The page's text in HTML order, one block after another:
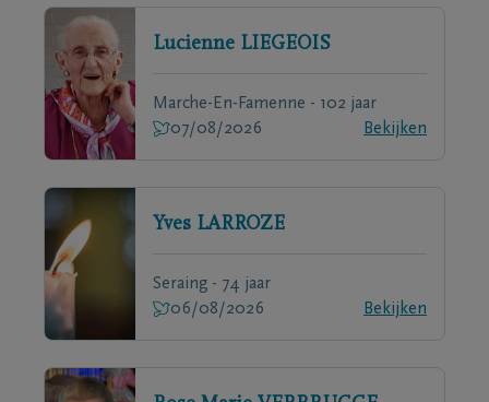
Lucienne LIEGEOIS
Marche-En-Famenne - 102 jaar
07/08/2026
Bekijken
Yves LARROZE
Seraing - 74 jaar
06/08/2026
Bekijken